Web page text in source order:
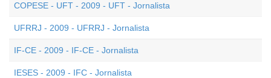
COPESE - UFT - 2009 - UFT - Jornalista
UFRRJ - 2009 - UFRRJ - Jornalista
IF-CE - 2009 - IF-CE - Jornalista
IESES - 2009 - IFC - Jornalista